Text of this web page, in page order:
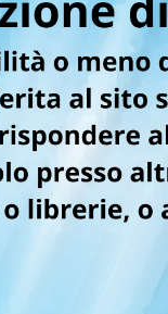
Plate
e i 5 anni
a giugno, il
occasione di
sulla tutela dei
ancora una